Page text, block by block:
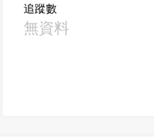
追蹤數
無資料